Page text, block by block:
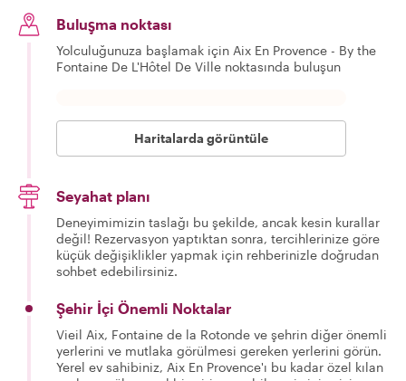
Buluşma noktası
Yolculuğunuza başlamak için Aix En Provence - By the
Fontaine De L'Hôtel De Ville noktasında buluşun
Haritalarda görüntüle
Seyahat planı
Deneyimimizin taslağı bu şekilde, ancak kesin kurallar
değil! Rezervasyon yaptıktan sonra, tercihlerinize göre
küçük değişiklikler yapmak için rehberinizle doğrudan
sohbet edebilirsiniz.
Şehir İçi Önemli Noktalar
Vieil Aix, Fontaine de la Rotonde ve şehrin diğer önemli
yerlerini ve mutlaka görülmesi gereken yerlerini görün.
Yerel ev sahibiniz, Aix En Provence'ı bu kadar özel kılan